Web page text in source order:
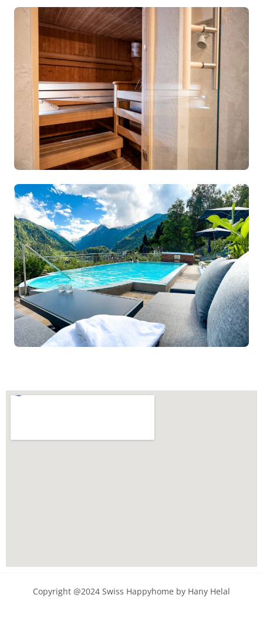
Copyright @2024 Swiss Happyhome by Hany Helal